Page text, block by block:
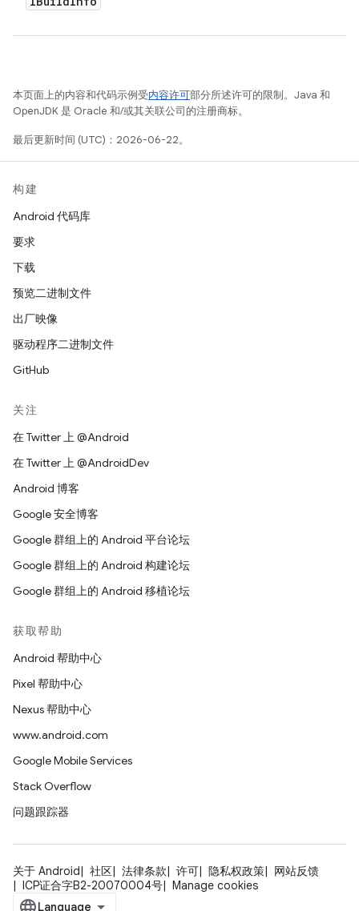
本页面上的内容和代码示例受内容许可部分所述许可的限制。Java 和
OpenJDK 是 Oracle 和/或其关联公司的注册商标。
最后更新时间 (UTC)：2026-06-22。
构建
Android 代码库
要求
下载
预览二进制文件
出厂映像
驱动程序二进制文件
GitHub
关注
在 Twitter 上 @Android
在 Twitter 上 @AndroidDev
Android 博客
Google 安全博客
Google 群组上的 Android 平台论坛
Google 群组上的 Android 构建论坛
Google 群组上的 Android 移植论坛
获取帮助
Android 帮助中心
Pixel 帮助中心
Nexus 帮助中心
www.android.com
Google Mobile Services
Stack Overflow
问题跟踪器
关于 Android 社区 法律条款 许可 隐私权政策
网站反馈
ICP证合字B2-20070004号
Manage cookies